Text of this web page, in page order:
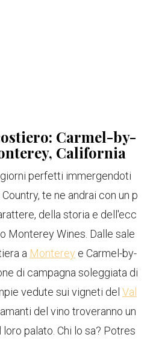
Carmel-by-
California
perfetti immergendoti
te ne andrai con un p
della storia e dell'ecc
Monterey Wines. Dalle sale
a Monterey e Carmel-by-
di campagna soleggiata di
vedute sui vigneti del Val
del vino troveranno un
palato. Chi lo sa? Potres